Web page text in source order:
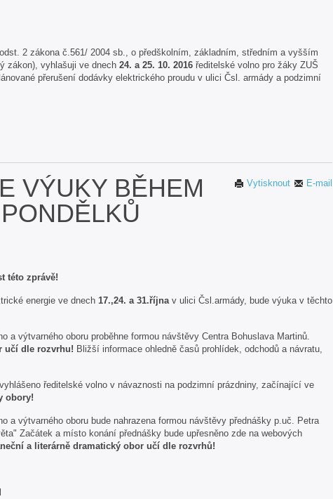
2 zákona č.561/ 2004 sb., o předškolním, základním, středním a vyšším
zákon), vyhlašuji ve dnech 24. a 25. 10. 2016 ředitelské volno pro žáky ZUŠ
přerušení dodávky elektrického proudu v ulici Čsl. armády a podzimní
E-mail
Vytisknout
VÝUKY BĚHEM
této zprávě!
energie ve dnech 17.,24. a 31.říjnav ulici Čsl.armády, bude výuka v těchto
a výtvarného oboru proběhne formou návštěvy Centra Bohuslava Martinů.
učí dle rozvrhu! Bližší informace ohledně časů prohlídek, odchodů a návratu,
ředitelské volno v návaznosti na podzimní prázdniny, začínající ve
obory!
a výtvarného oboru bude nahrazena formou návštěvy přednášky p.uč. Petra
Začátek a místo konání přednášky bude upřesněno zde na webových
a literárně dramatický obor učí dle rozvrhů!